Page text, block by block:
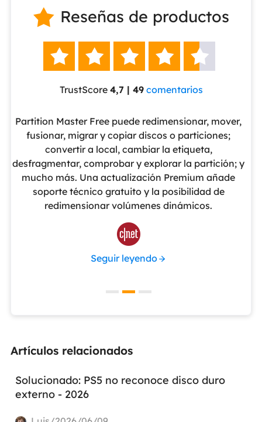
 Reseñas de productos
    
TrustScore 4,7 | 49 comentarios
Partition Master Free puede redimensionar, mover,
fusionar, migrar y copiar discos o particiones;
convertir a local, cambiar la etiqueta,
desfragmentar, comprobar y explorar la partición; y
mucho más. Una actualización Premium añade
soporte técnico gratuito y la posibilidad de
redimensionar volúmenes dinámicos.

Seguir leyendo
Artículos relacionados
Solucionado: PS5 no reconoce disco duro
externo - 2026